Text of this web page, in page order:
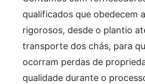
qualificados que obedecem
rigorosos, desde o plantio
transporte dos chás, para
ocorram perdas de
qualidade durante o